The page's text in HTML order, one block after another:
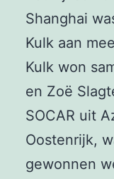
Shanghai
Kulk aan
Kulk won
en Zoë
SOCAR uit
Oostenrijk,
gewonnen